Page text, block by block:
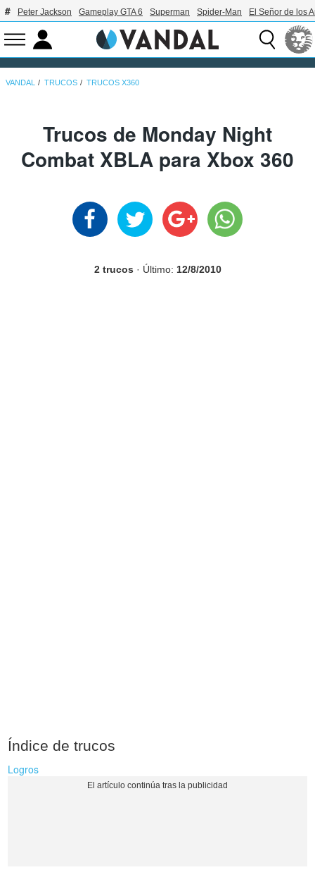
Peter Jackson Gameplay GTA 6 Superman Spider-Man El Señor de los
VANDAL TRUCOS TRUCOS X360
Trucos de Monday Night
Combat XBLA para Xbox 360
2 trucos · Último: 12/8/2010
Índice de trucos
Logros